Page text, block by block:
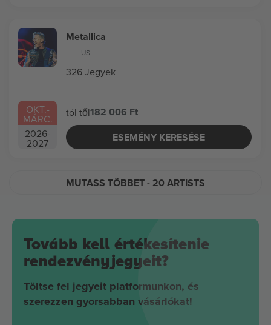
OKT.-
MÁRC.
2026-
2027
Metallica
US
326 Jegyek
tól től182 006 Ft
ESEMÉNY KERESÉSE
MUTASS TÖBBET- 20 ARTISTS
Tovább kell értékesítenie
rendezvényjegyeit?
Töltse fel jegyeit platformunkon, és
szerezzen gyorsabban vásárlókat!